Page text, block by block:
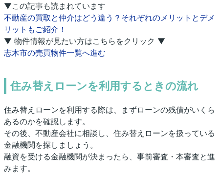
▼この記事も読まれています
不動産の買取と仲介はどう違う？それぞれのメリットとデメ
リットもご紹介！
▼ 物件情報が見たい方はこちらをクリック ▼
志木市の売買物件一覧へ進む
住み替えローンを利用するときの流れ
住み替えローンを利用する際は、まずローンの残債がいくら
あるのかを確認します。
その後、不動産会社に相談し、住み替えローンを扱っている
金融機関を探しましょう。
融資を受ける金融機関が決まったら、事前審査・本審査と進
みます。